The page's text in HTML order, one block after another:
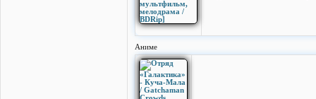
Аниме